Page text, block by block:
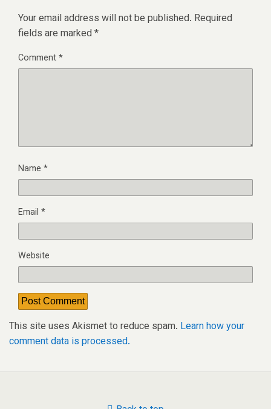
Your email address will not be published. Required
fields are marked *
Comment*
Name *
Email *
Website
This site uses Akismet to reduce spam. Learn how your
comment data is processed.